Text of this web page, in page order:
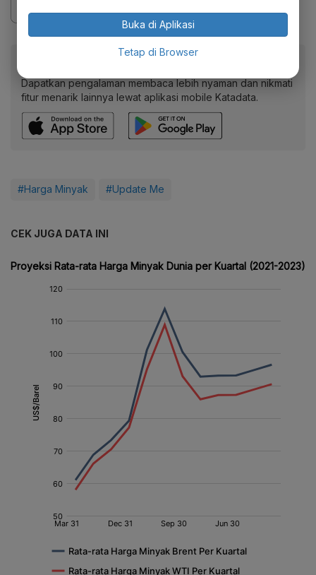
Baca artikel ini lewat aplikasi mobile.
Dapatkan pengalaman membaca lebih nyaman dan nikmati
fitur menarik lainnya lewat aplikasi mobile Katadata.
#Harga Minyak #Update Me
CEK JUGA DATA INI
Buka di Aplikasi
Tetap di Browser